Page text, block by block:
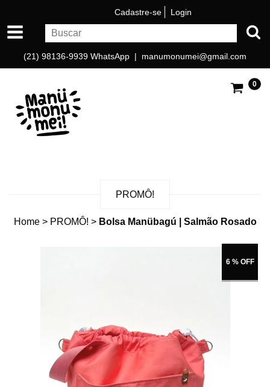
Cadastre-se Login
(21) 98136-9939 WhatsApp | manumonumei@gmail.com
0
PROMÔ!
Home > PROMÔ! > Bolsa Manübagú | Salmão Rosado
6 % OFF